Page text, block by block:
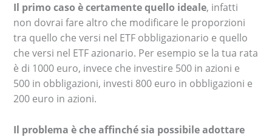
Il primo caso è certamente quello ideale, infatti
non dovrai fare altro che modificare le proporzioni
tra quello che versi nel ETF obbligazionario e quello
che versi nel ETF azionario. Per esempio se la tua rata
è di 1000 euro, invece che investire 500 in azioni e
500 in obbligazioni, investi 800 euro in obbligazioni e
200 euro in azioni.
Il problema è che affinché sia possibile adottare